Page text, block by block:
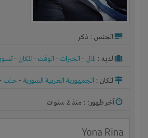
الجنس : ذكر
لديـه : المال - الخبرات - الوقت - المكان -
المكان : الجمهورية العربية السورية - حلب -
آخر ظهور: : منذ 2 سنوات
Yona Rina